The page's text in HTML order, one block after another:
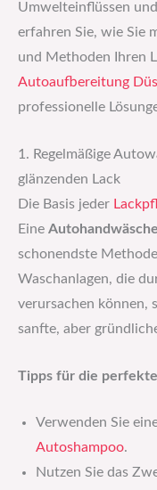
Umwelteinflüssen
erfahren Sie, wie Sie
und Methoden Ihren
Autoaufbereitung
professionelle
1. Regelmäßige
glänzenden Lack
Die Basis jeder
Eine
schonendste
Waschanlagen, die
verursachen können,
sanfte, aber
Tipps für die perfekte
Verwenden Sie
Autoshampoo.
Nutzen Sie das